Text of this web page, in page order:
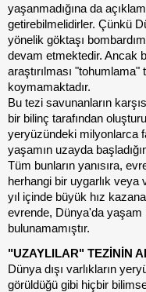
yaşanmadığına da
getirebilmelidirler. Çünkü
yönelik göktaşı
devam etmektedir. Ancak
araştırılması
koymamaktadır.
Bu tezi savunanların
bir bilinç tarafından
yeryüzündeki milyonlarca
yaşamın uzayda
Tüm bunların yanısıra,
herhangi bir uygarlık veya
yıl içinde büyük hız
evrende, Dünya'da yaşam
bulunamamıştır.
"UZAYLILAR" TEZİNİN
Dünya dışı varlıkların
görüldüğü gibi hiçbir